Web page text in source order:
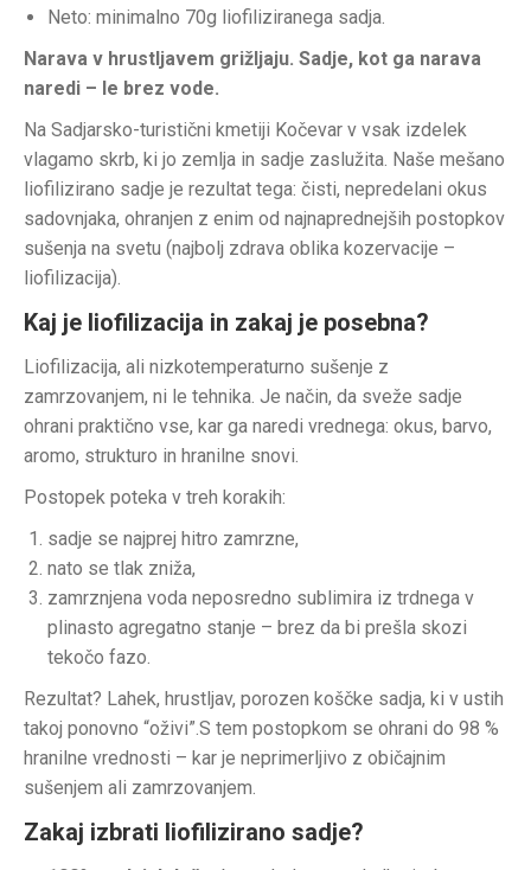
Neto: minimalno 70g liofiliziranega sadja.
Narava v hrustljavem grižljaju. Sadje, kot ga narava
naredi – le brez vode.
Na Sadjarsko-turistični kmetiji Kočevar v vsak izdelek
vlagamo skrb, ki jo zemlja in sadje zaslužita. Naše mešano
liofilizirano sadje je rezultat tega: čisti, nepredelani okus
sadovnjaka, ohranjen z enim od najnaprednejših postopkov
sušenja na svetu (najbolj zdrava oblika kozervacije –
liofilizacija).
Kaj je liofilizacija in zakaj je posebna?
Liofilizacija, ali nizkotemperaturno sušenje z
zamrzovanjem, ni le tehnika. Je način, da sveže sadje
ohrani praktično vse, kar ga naredi vrednega: okus, barvo,
aromo, strukturo in hranilne snovi.
Postopek poteka v treh korakih:
sadje se najprej hitro zamrzne,
nato se tlak zniža,
zamrznjena voda neposredno sublimira iz trdnega v
plinasto agregatno stanje – brez da bi prešla skozi
tekočo fazo.
Rezultat? Lahek, hrustljav, porozen koščke sadja, ki v ustih
takoj ponovno “oživi”.S tem postopkom se ohrani do 98 %
hranilne vrednosti – kar je neprimerljivo z običajnim
sušenjem ali zamrzovanjem.
Zakaj izbrati liofilizirano sadje?